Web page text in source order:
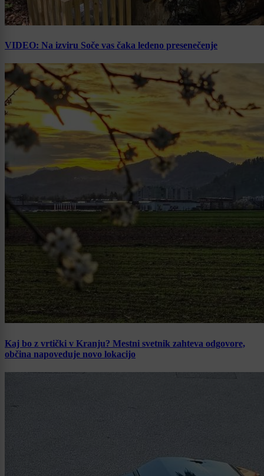
VIDEO: Na izviru Soče vas čaka ledeno presenečenje
Kaj bo z vrtički v Kranju? Mestni svetnik zahteva odgovore,
občina napoveduje novo lokacijo